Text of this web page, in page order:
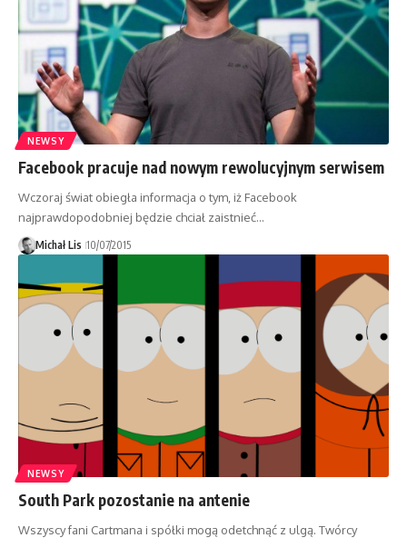
NEWSY
Facebook pracuje nad nowym rewolucyjnym serwisem
Wczoraj świat obiegła informacja o tym, iż Facebook
najprawdopodobniej będzie chciał zaistnieć…
Michał Lis 10/07/2015
NEWSY
South Park pozostanie na antenie
Wszyscy fani Cartmana i spółki mogą odetchnąć z ulgą. Twórcy